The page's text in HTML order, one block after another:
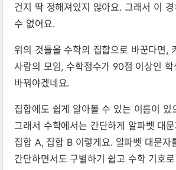
건지 딱 정해져있지 않아요. 그래서 이
수 없어요.
위의 것들을 수학의 집합으로 바꾼다면,
사람의 모임, 수학점수가 90점 이상인
바꿔야겠네요.
집합에도 쉽게 알아볼 수 있는 이름이 있
그래서 수학에서는 간단하게 알파벳 대
집합 A, 집합 B 이렇게요. 알파벳 대문자
간단하면서도 구별하기 쉽고 수학 기호